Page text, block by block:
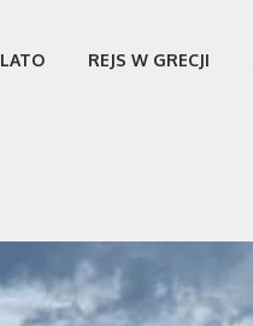
LATO REJS W GRECJI